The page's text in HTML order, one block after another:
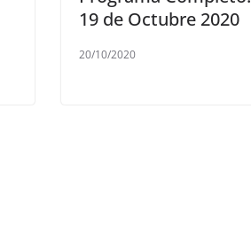
19 de Octubre 2020
20/10/2020